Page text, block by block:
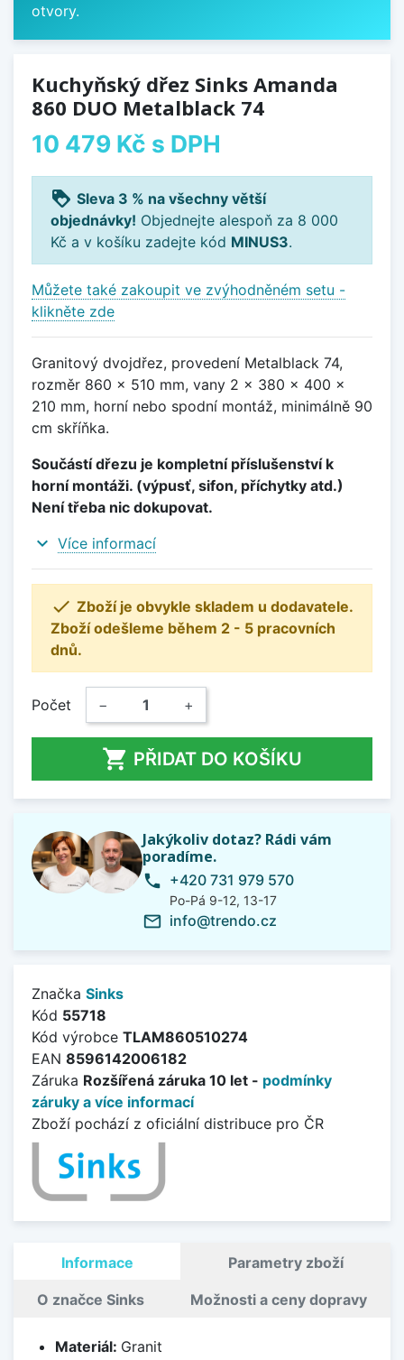
otvory.
Kuchyňský dřez Sinks Amanda
860 DUO Metalblack 74
10 479 Kč s DPH
loyalty Sleva 3 % na všechny větší
objednávky! Objednejte alespoň za 8 000
Kč a v košíku zadejte kód MINUS3.
Můžete také zakoupit ve zvýhodněném setu -
klikněte zde
Granitový dvojdřez, provedení Metalblack 74,
rozměr 860 x 510 mm, vany 2 x 380 x 400 x
210 mm, horní nebo spodní montáž, minimálně 90
cm skříňka.
Součástí dřezu je kompletní příslušenství k
horní montáži. (výpusť, sifon, příchytky atd.)
Není třeba nic dokupovat.
expand_more Více informací
 Zboží je obvykle skladem u dodavatele.
Zboží odešleme během 2 - 5 pracovních
dnů.
Počet − +
 PŘIDAT DO KOŠÍKU
Jakýkoliv dotaz? Rádi vám
poradíme.
phone +420 731 979 570
Po-Pá 9-12, 13-17
mail_outline info@trendo.cz
Značka Sinks
Kód 55718
Kód výrobce TLAM860510274
EAN 8596142006182
Záruka Rozšířená záruka 10 let - podmínky
záruky a více informací
Zboží pochází z oficiální distribuce pro ČR
Informace Parametry zboží
O značce Sinks Možnosti a ceny dopravy
Materiál: Granit